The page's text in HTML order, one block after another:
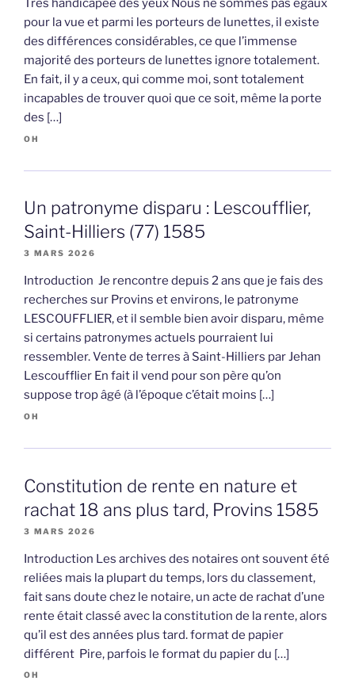
Très handicapée des yeux Nous ne sommes pas égaux
pour la vue et parmi les porteurs de lunettes, il existe
des différences considérables, ce que l’immense
majorité des porteurs de lunettes ignore totalement.
En fait, il y a ceux, qui comme moi, sont totalement
incapables de trouver quoi que ce soit, même la porte
des […]
OH
Un patronyme disparu : Lescoufflier,
Saint-Hilliers (77) 1585
3 MARS 2026
Introduction Je rencontre depuis 2 ans que je fais des
recherches sur Provins et environs, le patronyme
LESCOUFFLIER, et il semble bien avoir disparu, même
si certains patronymes actuels pourraient lui
ressembler. Vente de terres à Saint-Hilliers par Jehan
Lescoufflier En fait il vend pour son père qu’on
suppose trop âgé (à l’époque c’était moins […]
OH
Constitution de rente en nature et
rachat 18 ans plus tard, Provins 1585
3 MARS 2026
Introduction Les archives des notaires ont souvent été
reliées mais la plupart du temps, lors du classement,
fait sans doute chez le notaire, un acte de rachat d’une
rente était classé avec la constitution de la rente, alors
qu’il est des années plus tard. format de papier
différent Pire, parfois le format du papier du […]
OH